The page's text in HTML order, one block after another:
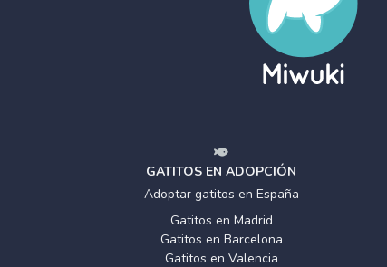
GATITOS EN ADOPCIÓN
Adoptar gatitos en España
Gatitos en Madrid
Gatitos en Barcelona
Gatitos en Valencia